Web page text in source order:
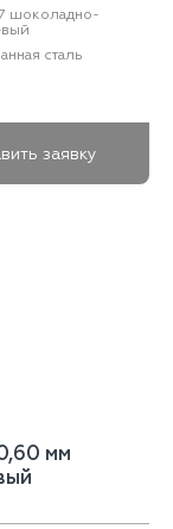
шоколадно-
сталь
заявку
мм